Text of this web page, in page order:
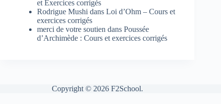
et Exercices corrigés
Rodrigue Mushi dans Loi d’Ohm – Cours et
exercices corrigés
merci de votre soutien dans Poussée
d’Archimède : Cours et exercices corrigés
Copyright © 2026 F2School.